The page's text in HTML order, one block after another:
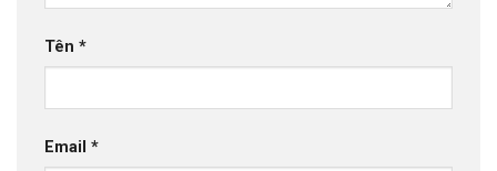
Tên *
Email *